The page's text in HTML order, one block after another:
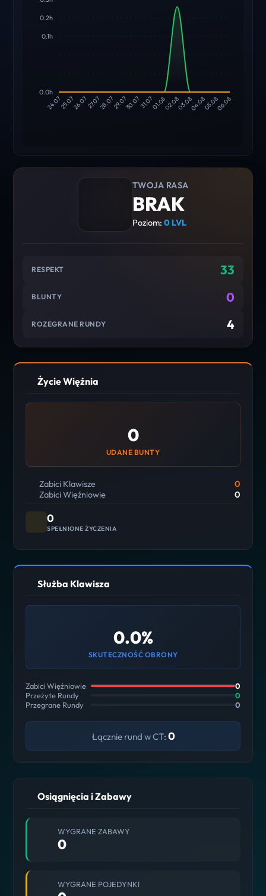
0.2h
0.1h
0.0h
24.0725.0726.0727.0728.0729.0730.0731.0701.0802.0803.0804.0805.0806.08
TWOJA RASA
BRAK
Poziom: 0 LVL
RESPEKT 33
BLUNTY 0
ROZEGRANE RUNDY 4
Życie Więźnia
0
UDANE BUNTY
Zabici Klawisze
0
Zabici Więźniowie
0
0
SPEŁNIONE ŻYCZENIA
Służba Klawisza
0.0%
SKUTECZNOŚĆ OBRONY
Zabici Więźniowie
0
Przeżyte Rundy
0
Przegrane Rundy
0
Łącznie rund w CT: 0
Osiągnięcia i Zabawy
WYGRANE ZABAWY
0
WYGRANE POJEDYNKI